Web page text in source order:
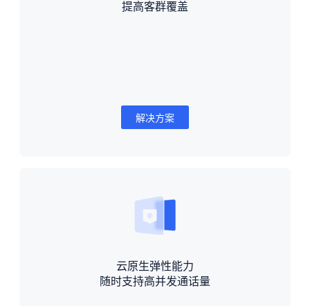
提高客群覆盖
解决方案
云原生弹性能力
随时支持高并发通话量